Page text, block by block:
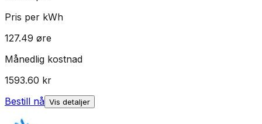
Pris per kWh
127.49 øre
Månedlig kostnad
1593.60 kr
Bestill nå Vis detaljer